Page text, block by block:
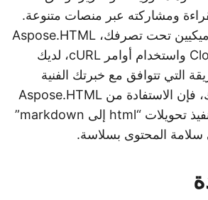
ومشاركته عبر منصات متنوعة.
مع وجود نهجين ديناميكيين تحت تصرفك، Aspose.HTML
Cloud SDK for .NET واستخدام أوامر cURL، لديك
التي تتوافق مع خبرتك الفنية
ومتطلباتك. ومع ذلك، فإن الاستفادة من Aspose.HTML
Cloud تمكنك من تنفيذ تحويلات “html إلى markdown”
المحتوى بسلاسة.